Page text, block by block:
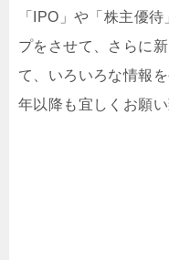
「IPO」や「株主優
プをさせて、さらに
て、いろいろな情報
年以降も宜しくお願い